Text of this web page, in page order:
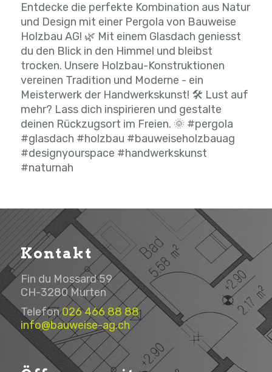
Entdecke die perfekte Kombination aus Natur
und Design mit einer Pergola von Bauweise
Holzbau AG! 🌿 Mit einem Glasdach geniesst
du den Blick in den Himmel und bleibst
trocken. Unsere Holzbau-Konstruktionen
vereinen Tradition und Moderne - ein
Meisterwerk der Handwerkskunst! 🛠️ Lust auf
mehr? Lass dich inspirieren und gestalte
deinen Rückzugsort im Freien. 🌞 #pergola
#glasdach #holzbau #bauweiseholzbauag
#designyourspace #handwerkskunst
#naturnah
Kontakt
Fin du Mossard 59
CH-3280 Murten
Telefon026 466 88 88
info@bauweise-ag.ch